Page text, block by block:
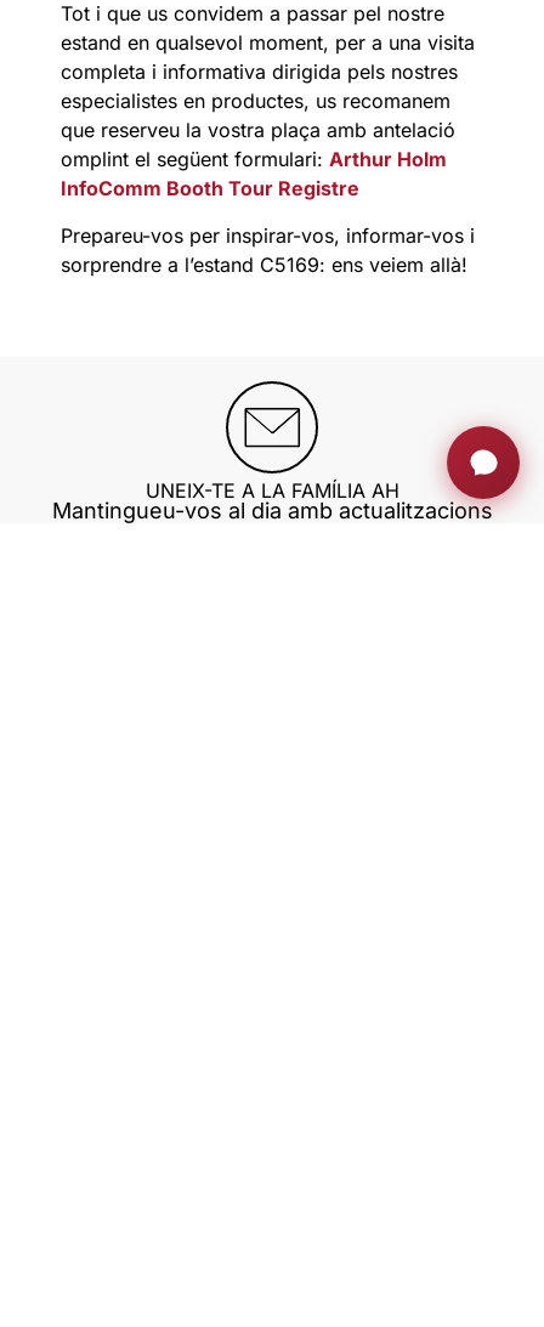
Tot i que us convidem a passar pel nostre
estand en qualsevol moment, per a una visita
completa i informativa dirigida pels nostres
especialistes en productes, us recomanem
que reserveu la vostra plaça amb antelació
omplint el següent formulari: Arthur Holm
InfoComm Booth Tour Registre
Prepareu-vos per inspirar-vos, informar-vos i
sorprendre a l’estand C5169: ens veiem allà!
UNEIX-TE A LA FAMÍLIA AH
Mantingueu-vos al dia amb actualitzacions